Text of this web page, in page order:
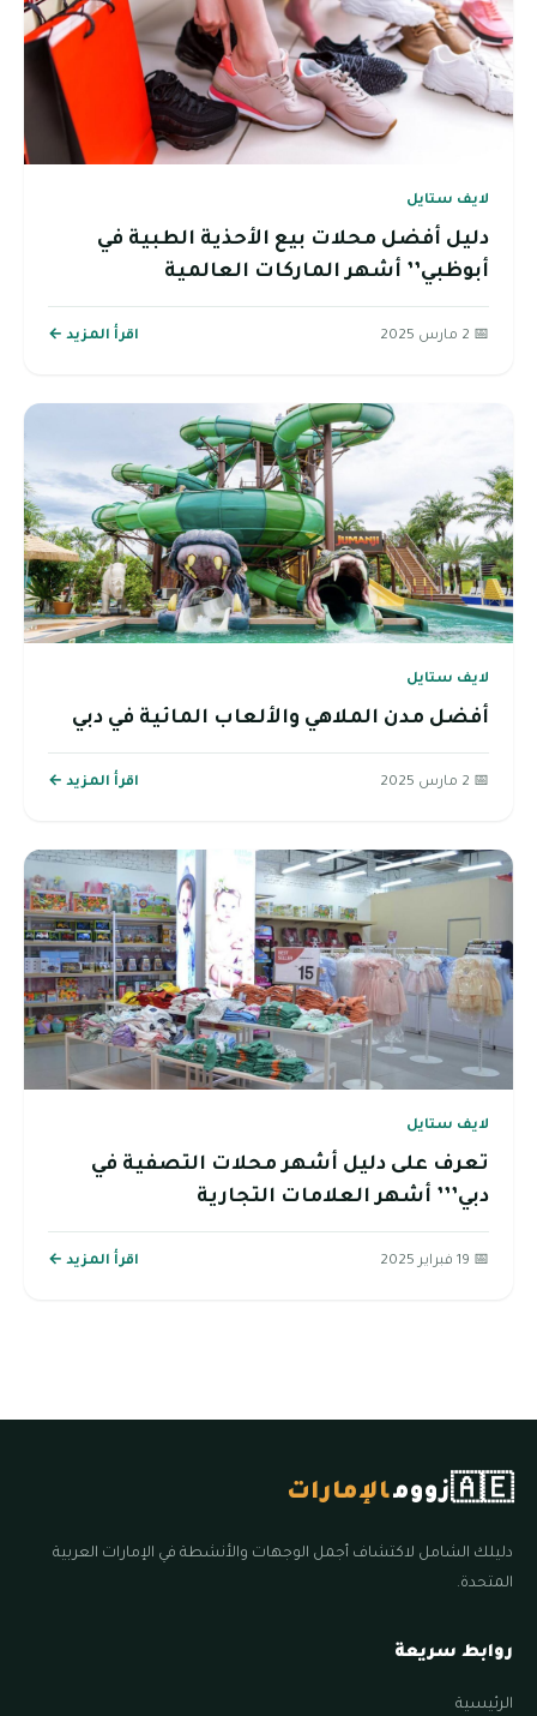
لايف ستايل
دليل أفضل محلات بيع الأحذية الطبية في
أبوظبي’’ أشهر الماركات العالمية
📅 2 مارس 2025 اقرأ المزيد ←
لايف ستايل
أفضل مدن الملاهي والألعاب المائية في دبي
📅 2 مارس 2025 اقرأ المزيد ←
لايف ستايل
تعرف على دليل أشهر محلات التصفية في
دبي’’’ أشهر العلامات التجارية
📅 19 فبراير 2025 اقرأ المزيد ←
🇦🇪زوومالإمارات
دليلك الشامل لاكتشاف أجمل الوجهات والأنشطة في الإمارات العربية
المتحدة.
روابط سريعة
الرئيسية